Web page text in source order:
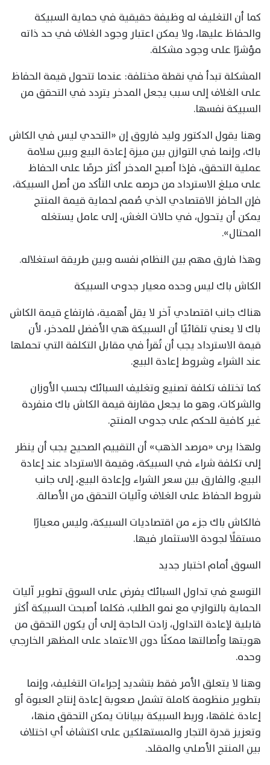
كما أن التغليف له وظيفة حقيقية في حماية السبيكة
والحفاظ عليها، ولا يمكن اعتبار وجود الغلاف في حد ذاته
مؤشرًا على وجود مشكلة.
المشكلة تبدأ في نقطة مختلفة: عندما تتحول قيمة الحفاظ
على الغلاف إلى سبب يجعل المدخر يتردد في التحقق من
السبيكة نفسها.
وهنا يقول الدكتور وليد فاروق إن «التحدي ليس في الكاش
باك، وإنما في التوازن بين ميزة إعادة البيع وبين سلامة
عملية التحقق، فإذا أصبح المدخر أكثر حرصًا على الحفاظ
على مبلغ الاسترداد من حرصه على التأكد من أصل السبيكة،
فإن الحافز الاقتصادي الذي صُمم لحماية قيمة المنتج
يمكن أن يتحول، في حالات الغش، إلى عامل يستغله
المحتال».
وهذا فارق مهم بين النظام نفسه وبين طريقة استغلاله.
الكاش باك ليس وحده معيار جدوى السبيكة
هناك جانب اقتصادي آخر لا يقل أهمية، فارتفاع قيمة الكاش
باك لا يعني تلقائيًا أن السبيكة هي الأفضل للمدخر، لأن
قيمة الاسترداد يجب أن تُقرأ في مقابل التكلفة التي تحملها
عند الشراء وشروط إعادة البيع.
كما تختلف تكلفة تصنيع وتغليف السبائك بحسب الأوزان
والشركات، وهو ما يجعل مقارنة قيمة الكاش باك منفردة
غير كافية للحكم على جدوى المنتج.
ولهذا يرى «مرصد الذهب» أن التقييم الصحيح يجب أن ينظر
إلى تكلفة شراء في السبيكة، وقيمة الاسترداد عند إعادة
البيع، والفارق بين سعر الشراء وإعادة البيع، إلى جانب
شروط الحفاظ على الغلاف وآليات التحقق من الأصالة.
فالكاش باك جزء من اقتصاديات السبيكة، وليس معيارًا
مستقلًا لجودة الاستثمار فيها.
السوق أمام اختبار جديد
التوسع في تداول السبائك يفرض على السوق تطوير آليات
الحماية بالتوازي مع نمو الطلب، فكلما أصبحت السبيكة أكثر
قابلية لإعادة التداول، زادت الحاجة إلى أن يكون التحقق من
هويتها وأصالتها ممكنًا دون الاعتماد على المظهر الخارجي
وحده.
وهنا لا يتعلق الأمر فقط بتشديد إجراءات التغليف، وإنما
بتطوير منظومة كاملة تشمل صعوبة إعادة إنتاج العبوة أو
إعادة غلقها، وربط السبيكة ببيانات يمكن التحقق منها،
وتعزيز قدرة التجار والمستهلكين على اكتشاف أي اختلاف
بين المنتج الأصلي والمقلد.